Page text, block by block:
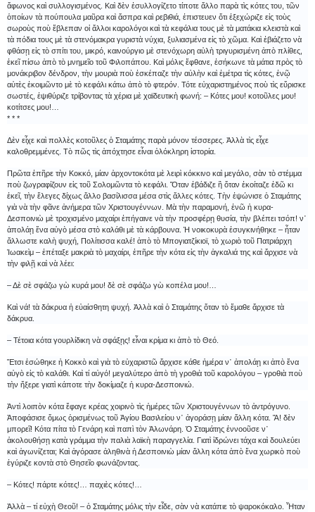
ἄφωνος καὶ συλλογισμένος. Καὶ δὲν ἐσυλλογίζετο τίποτε ἄλλο παρὰ τὶς κότες του, τῶν
ὁποίων τὰ πούπουλα μαῦρα καὶ ἄσπρα καὶ ρεβιθιά, ἐπιστευεν ὅτι ἐξεχώριζε εἰς τοὺς
σωροὺς ποὺ ἔβλεπαν οἱ ἄλλοι καρολόγοι καὶ τὰ κεφάλια τους μὲ τὰ ματάκια κλειστὰ καὶ
τὰ πόδια τους μὲ τὰ στενόμακρα γυριστὰ νύχια, ξυλιασμένα εἰς τὸ χῶμα. Καὶ ἐβιάζετο νὰ
φθάσῃ εἰς τὸ σπίτι του, μικρό, καινούργιο μὲ στενόχωρη αὐλὴ τριγυρισμένη ἀπὸ πλίθες,
ἐκεῖ πίσω ἀπὸ τὸ μνημεῖο τοῦ Φιλοπάπου. Καὶ μόλις ἔφθανε, ἐσήκωνε τὰ μάτια πρὸς τὸ
μονάκριβον δένδρον, τὴν μουριὰ ποὺ ἐσκέπαζε τὴν αὐλὴν καὶ ἐμέτρα τὶς κότες, ἐνῷ
αὐτὲς ἐκοιμῶντο μὲ τὸ κεφάλι κάτω ἀπὸ τὸ φτερόν. Τότε εὐχαριστημένος ποὺ τὶς εὕρισκε
σωστές, ἐψιθύριζε τρίβοντας τὰ χέρια μὲ χαϊδευτικὴ φωνή: – Κότες μου! κοτοῦλες μου!
κοτίτσες μου!…
* * *
Δὲν εἶχε καὶ πολλὲς κοτοῦλες ὁ Σταμάτης παρὰ μόνον τέσσερες. Ἀλλὰ τὶς εἶχε
καλοθρεμμένες. Τὸ πῶς τὶς ἀπόχτησε εἶναι ὁλόκληρη ἱστορία.
Πρῶτα ἐπῆρε τὴν Κοκκό, μίαν ἀρχοντοκότα μὲ λειρὶ κόκκινο καὶ μεγάλο, σὰν τὸ στέμμα
ποὺ ζωγραφίζουν εἰς τοῦ Σολομῶντα τὸ κεφάλι. Ὅταν ἐβάδιζε ἢ ὅταν ἐκοίταζε ἐδῶ κι
ἐκεῖ, τὴν ἔλεγες δίχως ἄλλο βασίλισσα μέσα στὶς ἄλλες κότες. Τὴν ἐψώνισε ὁ Σταμάτης
γιὰ νὰ τὴν φᾶνε ἀνήμερα τῶν Χριστουγέννων. Μὰ τὴν παραμονή, ἐνῶ ἡ κυρα-
Δεσποινιὼ μὲ τροχισμένο μαχαίρι ἐπήγαινε νὰ τὴν προσφέρῃ θυσία, τὴν βλέπει τσόπ! ν᾿
ἀπολάῃ ἕνα αὐγὸ μέσα στὸ καλάθι μὲ τὰ κάρβουνα. Ἡ νοικοκυρὰ ἐσυγκινήθηκε – ἦταν
ἄλλωστε καλὴ ψυχή, Πολίτισσα καλέ! ἀπὸ τὸ Μπογιατζίκιοϊ, τὸ χωριὸ τοῦ Πατριάρχη
Ἰωακεὶμ – ἐπέταξε μακριὰ τὸ μαχαίρι, ἐπῆρε τὴν κότα εἰς τὴν ἀγκαλιά της καὶ ἄρχισε νὰ
τὴν φιλῇ καὶ νὰ λέει:
– Δὲ σὲ σφάζω γὼ κυρά μου! δὲ σὲ σφάζω γὼ κοπέλα μου!…
Καὶ νά! τὰ δάκρυα ἡ εὐαίσθητη ψυχή. Ἀλλὰ καὶ ὁ Σταμάτης ὅταν τὸ ἔμαθε ἄρχισε τὰ
δάκρυα.
– Τέτοια κότα γουρλίδικη νὰ σφάξῃς! εἶναι κρίμα κι ἀπὸ τὸ Θεό.
Ἔτσι ἐσώθηκε ἡ Κοκκὸ καὶ γιὰ τὸ εὐχαριστῶ ἄρχισε κάθε ἡμέρα ν᾿ ἀπολάῃ κι ἀπὸ ἕνα
αὐγὸ εἰς τὸ καλάθι. Καὶ τί αὐγό! μεγαλύτερο ἀπὸ τὴ γροθιὰ τοῦ καρολόγου – γροθιὰ ποὺ
τὴν ἤξερε γιατὶ κάποτε τὴν δοκίμαζε ἡ κυρα-Δεσποινιώ.
Ἀντὶ λοιπὸν κότα ἔφαγε κρέας χοιρινὸ τὶς ἡμέρες τῶν Χριστουγέννων τὸ ἀντρόγυνο.
Ἀποφάσισε ὅμως ὁρισμένως τοῦ Ἁγίου Βασιλείου ν᾿ ἀγοράσῃ μίαν ἄλλη κότα. Ἄ! δὲν
μπορεῖ! Κότα πίτα τὸ Γενάρη καὶ παπὶ τὸν Ἁλωνάρη. Ὁ Σταμάτης ἐννοοῦσε ν᾿
ἀκολουθήσῃ κατὰ γράμμα τὴν παλιὰ λαϊκὴ παραγγελία. Γιατὶ ἱδρώνει τάχα καὶ δουλεύει
καὶ ἀγωνίζεται; Καὶ ἀγόρασε ἀληθινὰ ἡ Δεσποινιὼ μίαν ἄλλη κότα ἀπὸ ἕνα χωρικὸ ποὺ
ἐγύριζε κοντὰ στὸ Θησεῖο φωνάζοντας.
– Κότες! πάρτε κότες!… παχιὲς κότες!…
Ἀλλὰ – τί εὐχὴ Θεοῦ! – ὁ Σταμάτης μόλις τὴν εἶδε, σὰν νὰ κατάπιε τὸ ψαροκόκαλο. Ἦταν